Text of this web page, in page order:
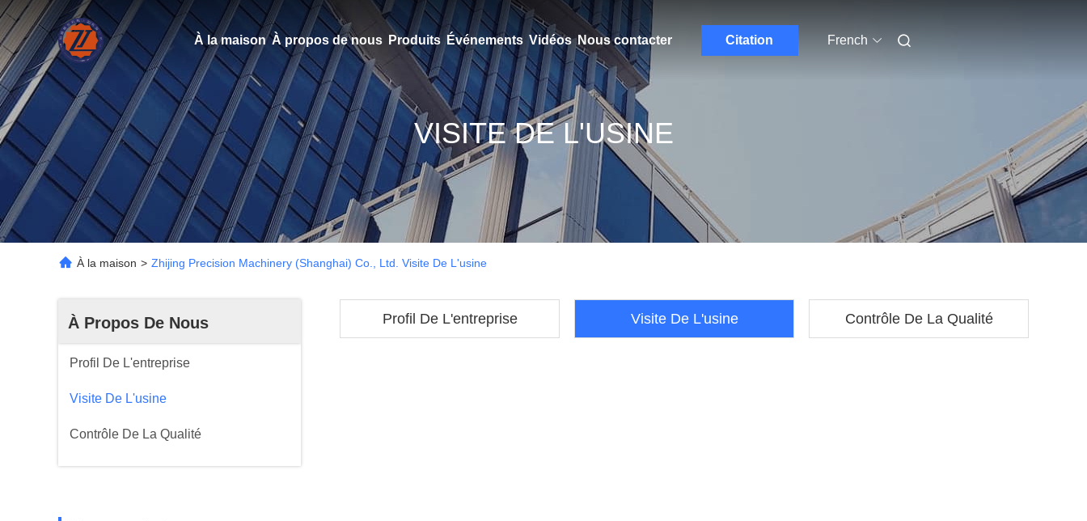
À la maison À propos de nous Produits Événements Vidéos Nous contacter Citation French
VISITE DE L'USINE
À la maison > Zhijing Precision Machinery (Shanghai) Co., Ltd. Visite De L'usine
À Propos De Nous
Profil De L'entreprise
Visite De L'usine
Contrôle De La Qualité
Profil De L'entreprise Visite De L'usine Contrôle De La Qualité